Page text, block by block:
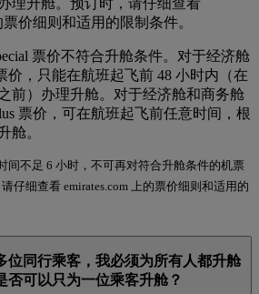
票价细则和适用的限制条件。
票价不符合升舱条件。对于经济舱
价，只能在航班起飞前 48 小时内（在
前）办理升舱。对于经济舱和商务舱
票价，可在航班起飞前任意时间，根
舱。
间不足 6 小时，不可再对符合升舱条件的机票
仔细查看 emirates.com 上的票价细则和适用的
位同行乘客，我必须为所有人都升舱
否可以只为一位乘客升舱？